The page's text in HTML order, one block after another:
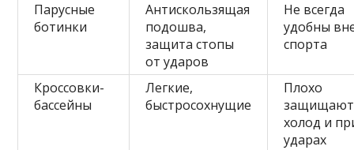
Парусные
ботинки
Антискользящая
подошва,
защита стопы
от ударов
Не всегда
удобны
спорта
Кроссовки-
бассейны
Легкие,
быстросохнущие
Плохо
холод и
ударах